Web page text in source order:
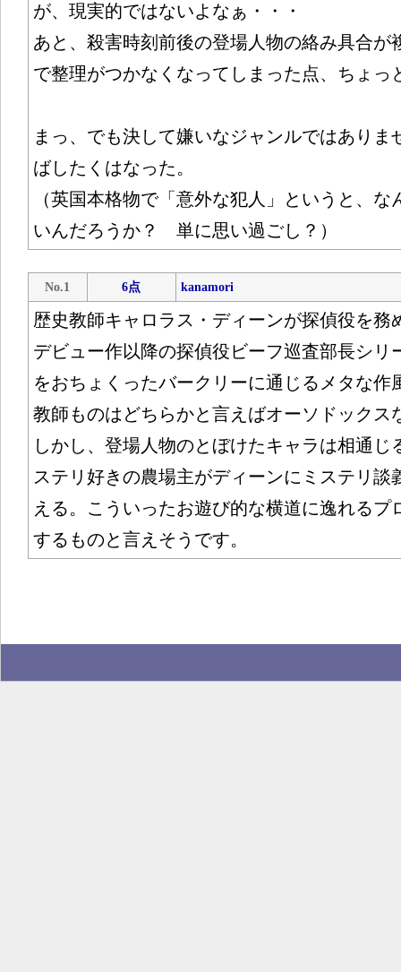
が、現実的ではないよなぁ・・・
あと、殺害時刻前後の登場人物の絡み具合が
で整理がつかなくなってしまった点、ちょっ
まっ、でも決して嫌いなジャンルではありま
ばしたくはなった。
（英国本格物で「意外な犯人」というと、
いんだろうか？ 単に思い過ごし？）
No.1 6点 kanamori
歴史教師キャロラス・ディーンが探偵役を務
デビュー作以降の探偵役ビーフ巡査部長シリ
をおちょくったバークリーに通じるメタな作
教師ものはどちらかと言えばオーソドックス
しかし、登場人物のとぼけたキャラは相通じ
ステリ好きの農場主がディーンにミステリ談
える。こういったお遊び的な横道に逸れるプ
するものと言えそうです。